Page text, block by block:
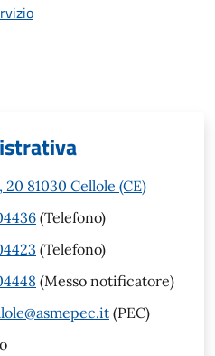
20 81030 Cellole (CE)
(Telefono)
(Telefono)
(Messo notificatore)
(PEC)